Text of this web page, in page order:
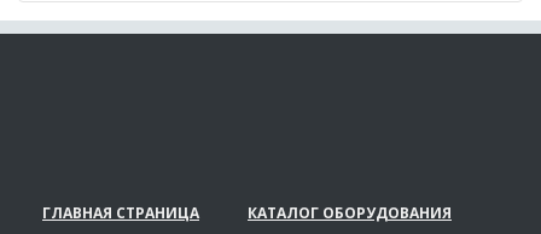
ГЛАВНАЯ СТРАНИЦА
КАТАЛОГ ОБОРУДОВАНИЯ